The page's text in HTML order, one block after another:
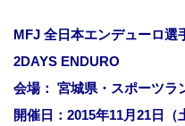
MFJ 全日本エンデューロ選
2DAYS ENDURO
会場： 宮城県・スポーツラ
開催日：2015年11月21日（